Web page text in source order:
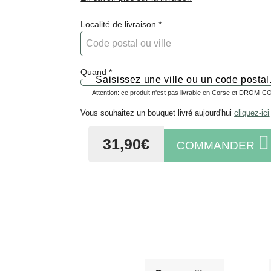
Localité de livraison
Quand
Saisissez une ville ou un code
Attention: ce produit n'est pas livrable en Corse et DROM-
Vous souhaitez un bouquet livré aujourd'huicliquez-ici
31,90€ COMMANDER